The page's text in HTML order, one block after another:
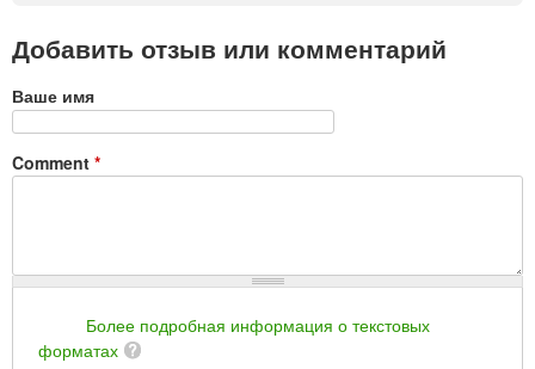
Добавить отзыв или комментарий
Ваше имя
Comment *
Более подробная информация о текстовых
форматах